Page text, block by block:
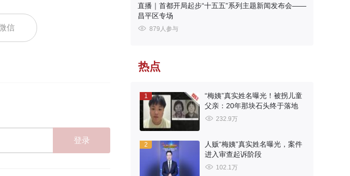
信
登录
直播｜首都开局起步“十五五”系列主题新闻发布会——
昌平区专场
879人参与
热点
1
“梅姨”真实姓名曝光！被拐儿童
父亲：20年那块石头终于落地
232.9万
2
人贩“梅姨”真实姓名曝光，案件
进入审查起诉阶段
102.1万